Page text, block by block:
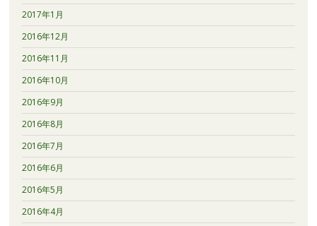
2017年1月
2016年12月
2016年11月
2016年10月
2016年9月
2016年8月
2016年7月
2016年6月
2016年5月
2016年4月